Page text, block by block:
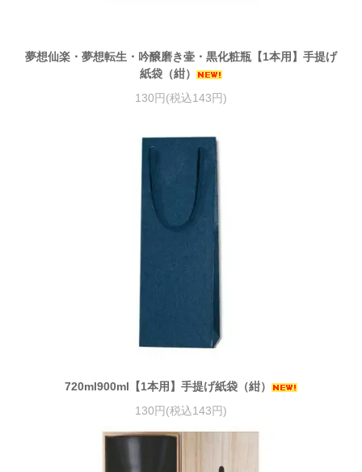
夢想仙楽・夢想転生・吟醸磨き壷・黒化粧瓶【1本用】手提げ
紙袋（紺）
130円(税込143円)
720ml900ml【1本用】手提げ紙袋（紺）
130円(税込143円)